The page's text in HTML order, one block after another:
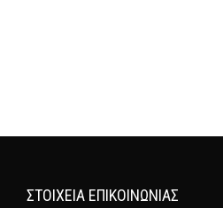
ΣΤΟΙΧΕΊΑ ΕΠΙΚΟΙΝΩΝΊΑΣ